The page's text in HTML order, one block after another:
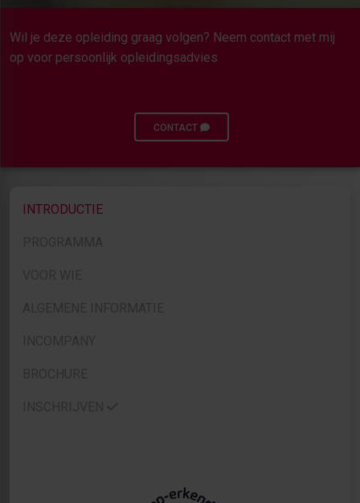
Wil je deze opleiding graag volgen? Neem contact met mij
op voor persoonlijk opleidingsadvies
CONTACT
INTRODUCTIE